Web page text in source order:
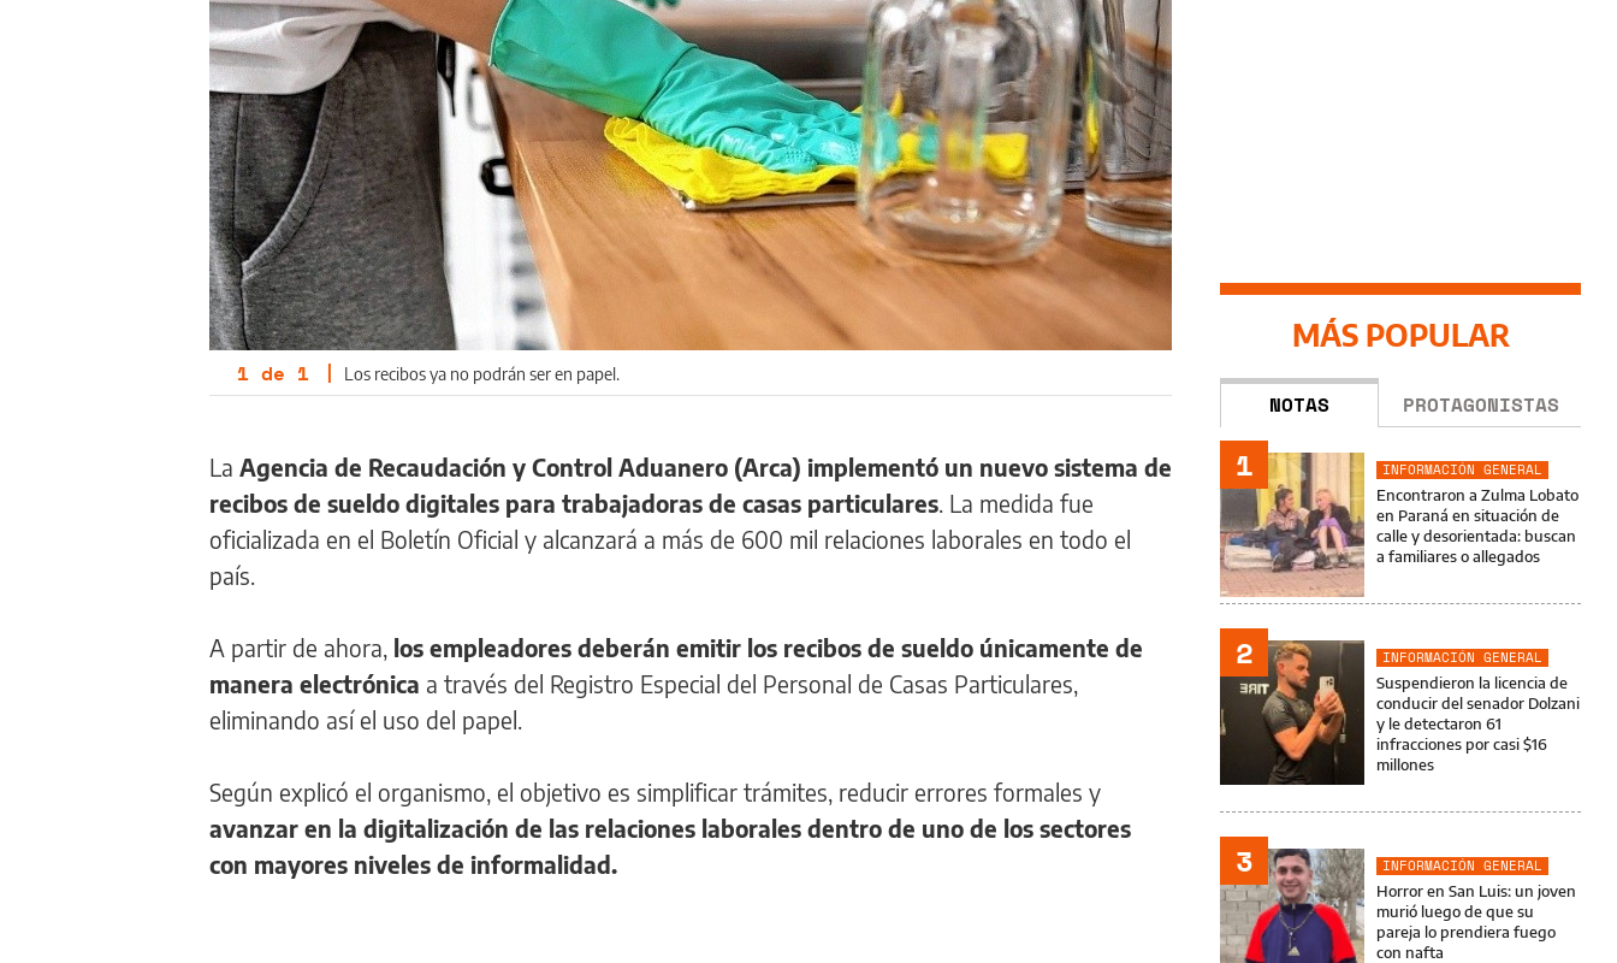
1 de 1 | Los recibos ya no podrán ser en papel.
La Agencia de Recaudación y Control Aduanero (Arca) implementó un nuevo sistema de
recibos de sueldo digitales para trabajadoras de casas particulares. La medida fue
oficializada en el Boletín Oficial y alcanzará a más de 600 mil relaciones laborales en todo el
país.
A partir de ahora, los empleadores deberán emitir los recibos de sueldo únicamente de
manera electrónica a través del Registro Especial del Personal de Casas Particulares,
eliminando así el uso del papel.
Según explicó el organismo, el objetivo es simplificar trámites, reducir errores formales y
avanzar en la digitalización de las relaciones laborales dentro de uno de los sectores
con mayores niveles de informalidad.
MÁS POPULAR
NOTAS PROTAGONISTAS
1
INFORMACIÓN GENERAL
Encontraron a Zulma Lobato
en Paraná en situación de
calle y desorientada: buscan
a familiares o allegados
2
INFORMACIÓN GENERAL
Suspendieron la licencia de
conducir del senador Dolzani
y le detectaron 61
infracciones por casi $16
millones
3
INFORMACIÓN GENERAL
Horror en San Luis: un joven
murió luego de que su
pareja lo prendiera fuego
con nafta